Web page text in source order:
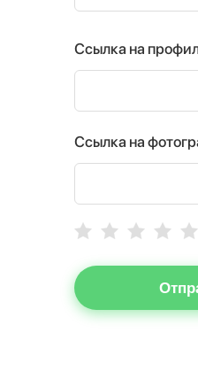
Ссылка на
Ссылка на